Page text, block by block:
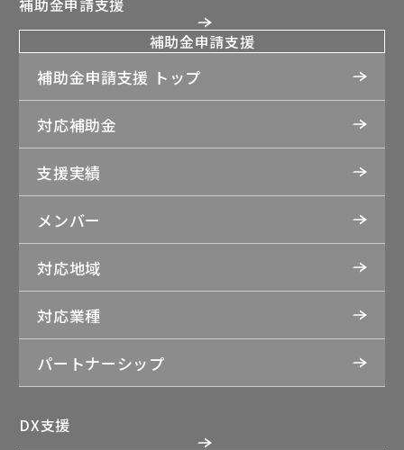
補助金申請支援
補助金申請支援
補助金申請支援 トップ
対応補助金
支援実績
メンバー
対応地域
対応業種
パートナーシップ
DX支援